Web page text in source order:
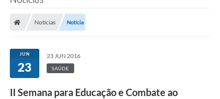
Notícias Notícia
JUN
23
23 JUN 2016
SAÚDE
II Semana para Educação e Combate ao